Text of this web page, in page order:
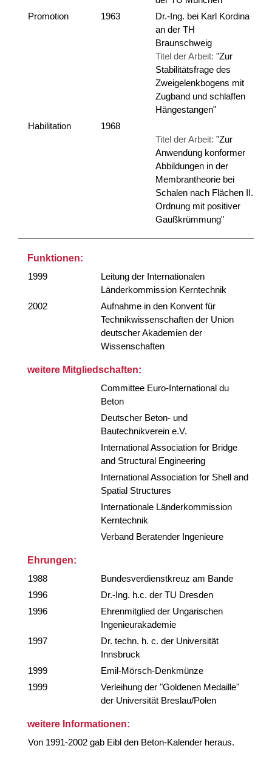
Promotion
1963
Dr.-Ing. bei Karl Kordina
an der TH
Braunschweig
Titel der Arbeit: "Zur
Stabilitätsfrage des
Zweigelenkbogens mit
Zugband und schlaffen
Hängestangen"
Habilitation
1968
Titel der Arbeit: "Zur
Anwendung konformer
Abbildungen in der
Membrantheorie bei
Schalen nach Flächen II.
Ordnung mit positiver
Gaußkrümmung"
Funktionen:
1999
Leitung der Internationalen
Länderkommission Kerntechnik
2002
Aufnahme in den Konvent für
Technikwissenschaften der Union
deutscher Akademien der
Wissenschaften
weitere Mitgliedschaften:
Committee Euro-International du
Beton
Deutscher Beton- und
Bautechnikverein e.V.
International Association for Bridge
and Structural Engineering
International Association for Shell and
Spatial Structures
Internationale Länderkommission
Kerntechnik
Verband Beratender Ingenieure
Ehrungen:
1988
Bundesverdienstkreuz am Bande
1996
Dr.-Ing. h.c. der TU Dresden
1996
Ehrenmitglied der Ungarischen
Ingenieurakademie
1997
Dr. techn. h. c. der Universität
Innsbruck
1999
Emil-Mörsch-Denkmünze
1999
Verleihung der "Goldenen Medaille"
der Universität Breslau/Polen
weitere Informationen:
Von 1991-2002 gab Eibl den Beton-Kalender heraus.